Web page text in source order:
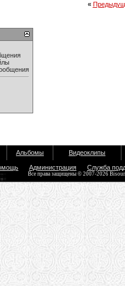
«
Альбомы Видеоклипы
Администрация Служба
Все права защищены © 2007-2026